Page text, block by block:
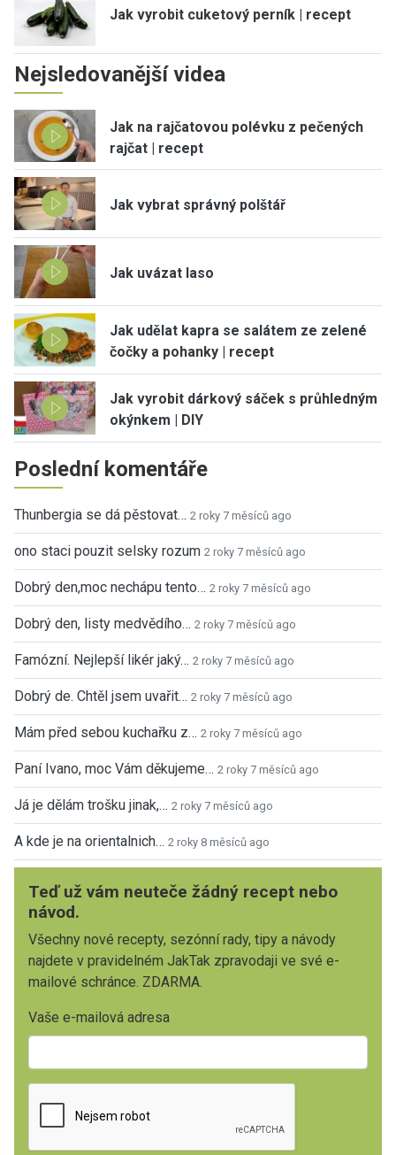
Jak vyrobit cuketový perník | recept
Nejsledovanější videa
Jak na rajčatovou polévku z pečených
rajčat | recept
Jak vybrat správný polštář
Jak uvázat laso
Jak udělat kapra se salátem ze zelené
čočky a pohanky | recept
Jak vyrobit dárkový sáček s průhledným
okýnkem | DIY
Poslední komentáře
Thunbergia se dá pěstovat… 2 roky 7 měsíců ago
ono staci pouzit selsky rozum 2 roky 7 měsíců ago
Dobrý den,moc nechápu tento… 2 roky 7 měsíců ago
Dobrý den, listy medvědího… 2 roky 7 měsíců ago
Famózní. Nejlepší likér jaký… 2 roky 7 měsíců ago
Dobrý de. Chtěl jsem uvařit… 2 roky 7 měsíců ago
Mám před sebou kuchařku z… 2 roky 7 měsíců ago
Paní Ivano, moc Vám děkujeme… 2 roky 7 měsíců ago
Já je dělám trošku jinak,… 2 roky 7 měsíců ago
A kde je na orientalnich… 2 roky 8 měsíců ago
Teď už vám neuteče žádný recept nebo
návod.
Všechny nové recepty, sezónní rady, tipy a návody
najdete v pravidelném JakTak zpravodaji ve své e-
mailové schránce. ZDARMA.
Vaše e-mailová adresa